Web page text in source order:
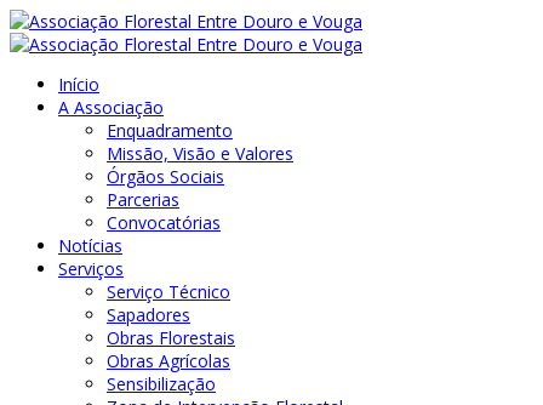
Início
A Associação
Enquadramento
Missão, Visão e Valores
Órgãos Sociais
Parcerias
Convocatórias
Notícias
Serviços
Serviço Técnico
Sapadores
Obras Florestais
Obras Agrícolas
Sensibilização